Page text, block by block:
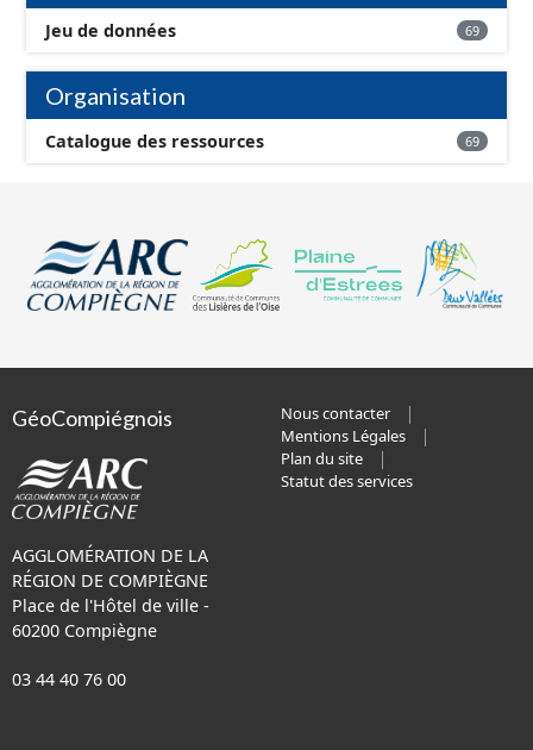
Jeu de données 69
Organisation
Catalogue des ressources 69
GéoCompiégnois
AGGLOMÉRATION DE LA
RÉGION DE COMPIÈGNE
Place de l'Hôtel de ville -
60200 Compiègne
03 44 40 76 00
Nous contacter
Mentions Légales
Plan du site
Statut des services